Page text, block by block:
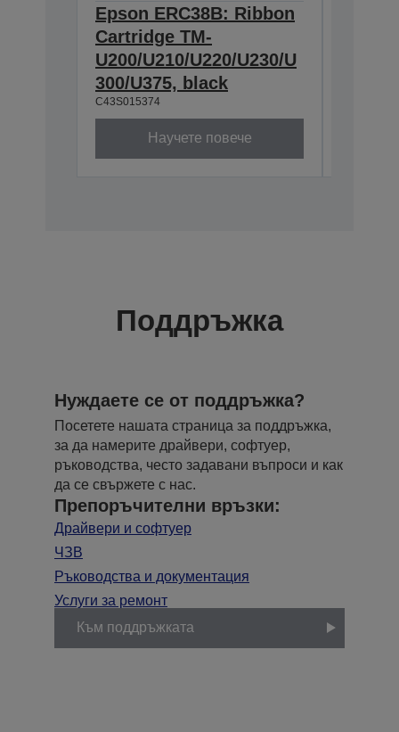
Epson ERC38B: Ribbon
Cartridge TM-
U200/U210/U220/U230/U
300/U375, black
C43S015374
Научете повече
Поддръжка
Нуждаете се от поддръжка?
Посетете нашата страница за поддръжка,
за да намерите драйвери, софтуер,
ръководства, често задавани въпроси и как
да се свържете с нас.
Препоръчителни връзки:
Драйвери и софтуер
ЧЗВ
Ръководства и документация
Услуги за ремонт
Към поддръжката